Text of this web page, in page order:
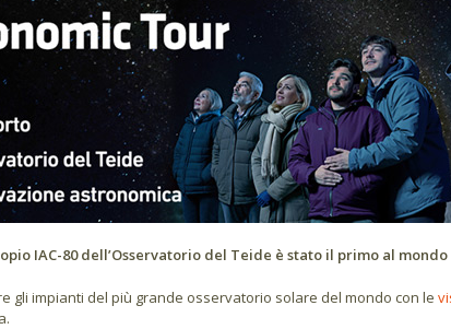
IAC-80 dell’Osservatorio del Teide è stato il primo al
gli impianti del più grande osservatorio solare del mondo con le